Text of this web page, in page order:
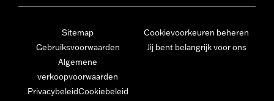
Sitemap
Gebruiksvoorwaarden
Algemene
verkoopvoorwaarden
PrivacybeleidCookiebeleid
Cookievoorkeuren beheren
Jij bent belangrijk voor ons